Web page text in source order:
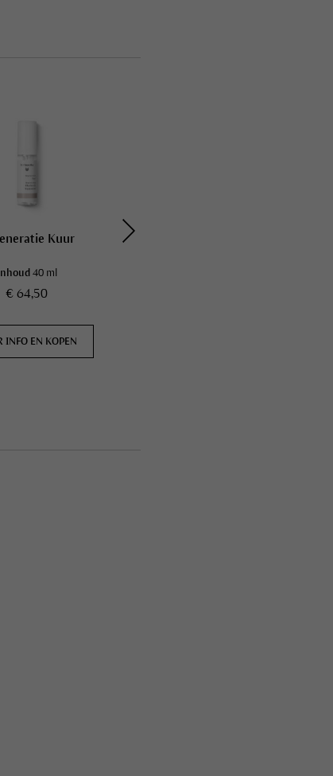
Kuur
Inhoud 40 ml
€ 64,50
INFO EN KOPEN